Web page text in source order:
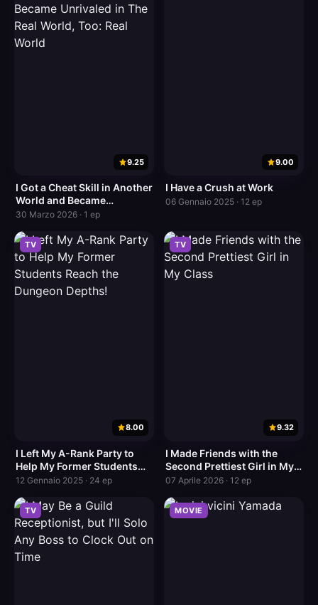
9.25
I Got a Cheat Skill in Another
World and Became
Unrivaled in The Real World,
30 Marzo 2026 · 1 ep
9.00
I Have a Crush at Work
06 Gennaio 2025 · 12 ep
TV
8.00
I Left My A-Rank Party to
Help My Former Students
Reach the Dungeon Depths!
12 Gennaio 2025 · 24 ep
TV
9.32
I Made Friends with the
Second Prettiest Girl in My
Class
07 Aprile 2026 · 12 ep
TV MOVIE